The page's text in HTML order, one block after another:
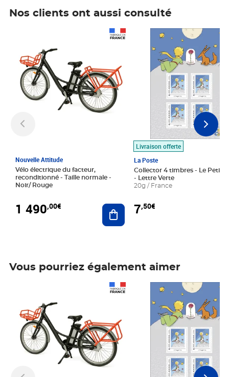
Nos clients ont aussi consulté
Nouvelle Attitude
Vélo électrique du facteur,
reconditionné - Taille normale -
Noir/ Rouge
1 490,00€ Ajouter au panier
Livraison offerte
La Poste
Collector 4 timbres - Le Petit
- Lettre Verte
20g / France
7,50€
Prix 7,50€
Vous pourriez également aimer
Prix 7,50€